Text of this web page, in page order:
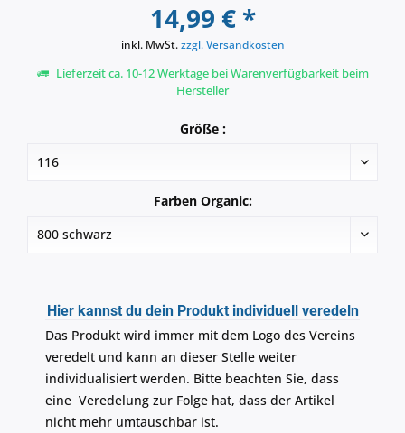
14,99 € *
inkl. MwSt.zzgl. Versandkosten
Lieferzeit ca. 10-12 Werktage bei Warenverfügbarkeit beim
Hersteller
Größe :
Farben Organic:
Hier kannst du dein Produkt individuell veredeln
Das Produkt wird immer mit dem Logo des Vereins
veredelt und kann an dieser Stelle weiter
individualisiert werden. Bitte beachten Sie, dass
eine Veredelung zur Folge hat, dass der Artikel
nicht mehr umtauschbar ist.